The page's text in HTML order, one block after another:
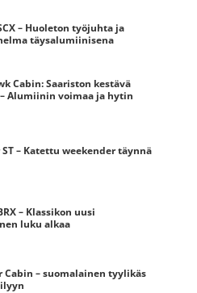
– Huoleton työjuhta ja
täysalumiinisena
Cabin: Saariston kestävä
Alumiinin voimaa ja hytin
– Katettu weekender täynnä
– Klassikon uusi
luku alkaa
Cabin – suomalainen tyylikäs